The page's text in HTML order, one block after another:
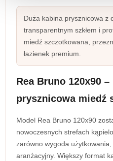
Duża kabina prysznicowa z
transparentnym szkłem i
miedź szczotkowana,
łazienek premium.
Rea Bruno 120x90
prysznicowa miedź
Model Rea Bruno 120x90
nowoczesnych strefach
zarówno wygoda
aranżacyjny. Większy format